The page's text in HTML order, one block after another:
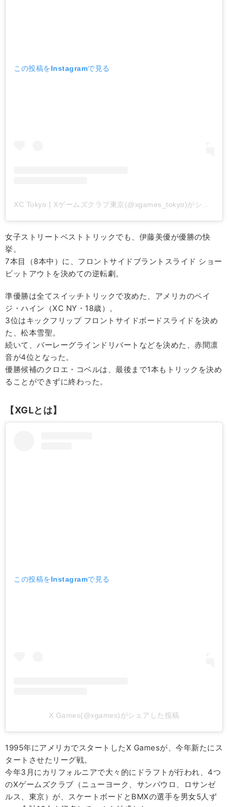
この投稿をInstagramで見る
XC Tokyo | Xゲームズクラブ東京(@xgames_tokyo)がシェアした投稿
女子ストリートベストトリックでも、伊藤美優が優勝の快
挙。
7本目（8本中）に、フロントサイドブラントスライド ショー
ビットアウトを決めての逆転劇。
準優勝は全てスイッチトリックで攻めた、アメリカのペイ
ジ・ハイン（XC NY・18歳）。
3位はキックフリップ フロントサイドボードスライドを決め
た、松本雪聖。
続いて、バーレーグラインドリバートなどを決めた、赤間凛
音が4位となった。
優勝候補のクロエ・コベルは、最後まで1本もトリックを決め
ることができずに終わった。
【XGLとは】
この投稿をInstagramで見る
X Games(@xgames)がシェアした投稿
1995年にアメリカでスタートしたX Gamesが、今年新たにス
タートさせたリーグ戦。
今年3月にカリフォルニアで大々的にドラフトが行われ、4つ
のXゲームズクラブ（ニューヨーク、サンパウロ、ロサンゼ
ルス、東京）が、スケートボードとBMXの選手を男女5人ず